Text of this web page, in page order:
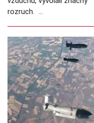
rozruch. …